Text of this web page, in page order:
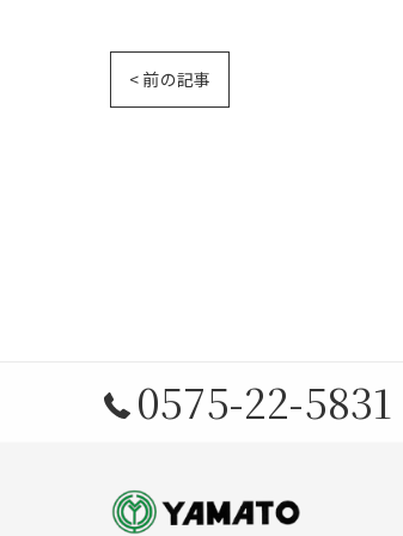
< 前の記事
0575-22-5831